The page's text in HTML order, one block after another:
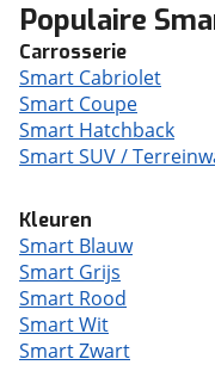
Populaire
Carrosserie
Smart Cabriolet
Smart Coupe
Smart Hatchback
Smart SUV /
Kleuren
Smart Blauw
Smart Grijs
Smart Rood
Smart Wit
Smart Zwart